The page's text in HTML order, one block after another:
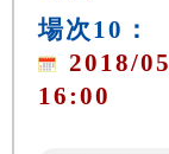
場次10：
2018/
16:00